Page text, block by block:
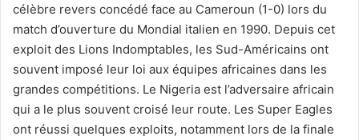
célèbre revers concédé face au Cameroun (1-0) lors du
match d’ouverture du Mondial italien en 1990. Depuis cet
exploit des Lions Indomptables, les Sud-Américains ont
souvent imposé leur loi aux équipes africaines dans les
grandes compétitions. Le Nigeria est l’adversaire africain
qui a le plus souvent croisé leur route. Les Super Eagles
ont réussi quelques exploits, notamment lors de la finale